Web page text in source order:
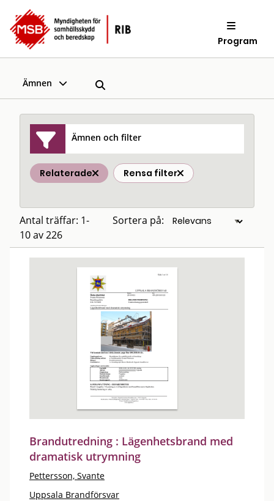
Program
Ämnen
Ämnen och filter
Relaterade Rensa filter
Antal träffar: 1-
10 av 226
Sortera på:
Brandutredning : Lägenhetsbrand med
dramatisk utrymning
Pettersson, Svante
Uppsala Brandförsvar